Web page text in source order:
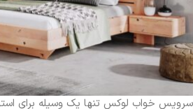
سرویس خواب لوکس تنها یک وسیله برای